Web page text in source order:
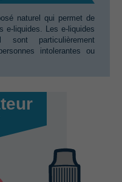
naturel qui permet de
e-liquides.‭ ‬Les e-liquides
particulièrement
intolerantes ou